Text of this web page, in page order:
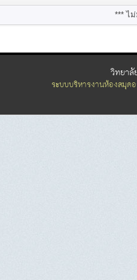
*** ไ
วิทยาลั
ระบบบริหารงานห้องสมุด